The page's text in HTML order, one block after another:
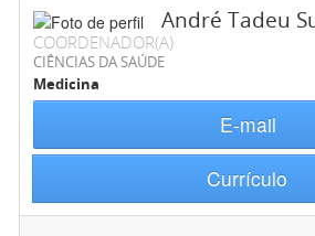
André Tadeu
COORDENADOR(A)
CIÊNCIAS DA SAÚDE
Medicina
E-mail
Currículo